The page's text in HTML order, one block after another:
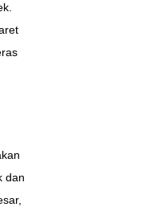
dan